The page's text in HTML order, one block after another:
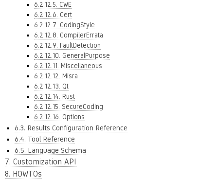
6.2.12.5. CWE
6.2.12.6. Cert
6.2.12.7. CodingStyle
6.2.12.8. CompilerErrata
6.2.12.9. FaultDetection
6.2.12.10. GeneralPurpose
6.2.12.11. Miscellaneous
6.2.12.12. Misra
6.2.12.13. Qt
6.2.12.14. Rust
6.2.12.15. SecureCoding
6.2.12.16. Options
6.3. Results Configuration Reference
6.4. Tool Reference
6.5. Language Schema
7. Customization API
8. HOWTOs